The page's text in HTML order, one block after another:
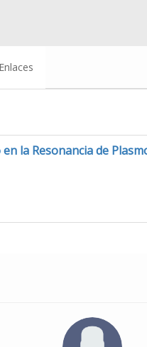
la Resonancia de